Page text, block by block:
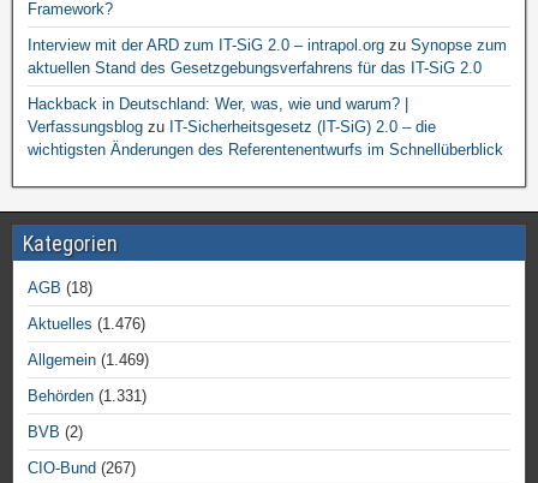
Framework?
Interview mit der ARD zum IT-SiG 2.0 – intrapol.org zu Synopse zum
aktuellen Stand des Gesetzgebungsverfahrens für das IT-SiG 2.0
Hackback in Deutschland: Wer, was, wie und warum? |
Verfassungsblog zu IT-Sicherheitsgesetz (IT-SiG) 2.0 – die
wichtigsten Änderungen des Referentenentwurfs im Schnellüberblick
Kategorien
AGB (18)
Aktuelles (1.476)
Allgemein (1.469)
Behörden (1.331)
BVB (2)
CIO-Bund (267)